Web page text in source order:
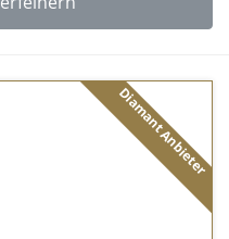
Diamant Anbieter